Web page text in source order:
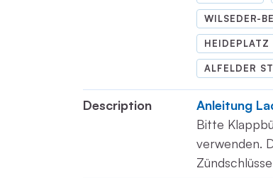
WILSEDER-
HEIDEPLATZ
ALFELDER
Description
Anleitung
Bitte
verwenden.